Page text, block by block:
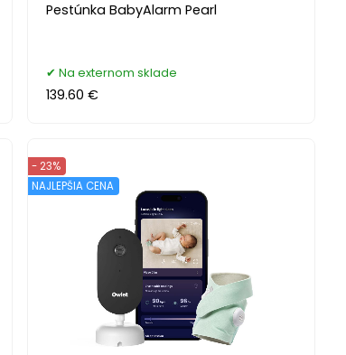
Pestúnka BabyAlarm Pearl
Na externom sklade
139.60 €
- 23%
NAJLEPŠIA CENA